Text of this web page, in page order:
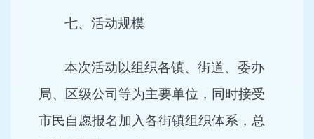
七、活动规模
本次活动以组织各镇、街道、委办
局、区级公司等为主要单位，同时接受
市民自愿报名加入各街镇组织体系，总